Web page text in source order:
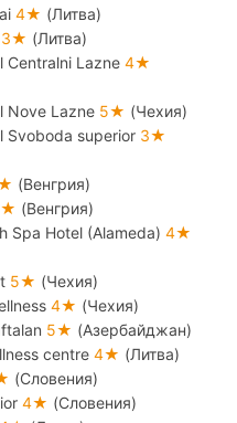
4★ (Литва)
3★ (Литва)
Centralni Lazne4★
Nove Lazne 5★ (Чехия)
Svoboda superior 3★
(Венгрия)
(Венгрия)
Spa Hotel (Alameda)4★
5★ (Чехия)
4★ (Чехия)
5★ (Азербайджан)
centre4★ (Литва)
(Словения)
4★ (Словения)